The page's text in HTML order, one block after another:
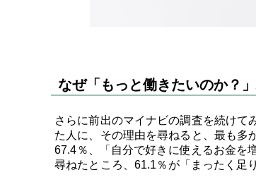
なぜ「もっと働きたいのか？
さらに前出のマイナビの調査を続けて
た人に、その理由を尋ねると、最も多
67.4％、「自分で好きに使えるお金を
尋ねたところ、61.1％が「まったく足